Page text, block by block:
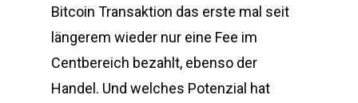
Bitcoin Transaktion das erste mal seit
längerem wieder nur eine Fee im
Centbereich bezahlt, ebenso der
Handel. Und welches Potenzial hat